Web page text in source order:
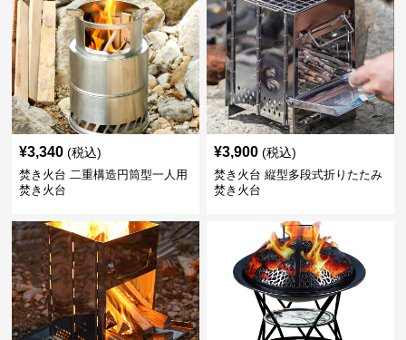
¥3,340 (税込)
焚き火台 二重構造円筒型一人用
焚き火台
¥3,900 (税込)
焚き火台 縦型多段式折りたたみ
焚き火台